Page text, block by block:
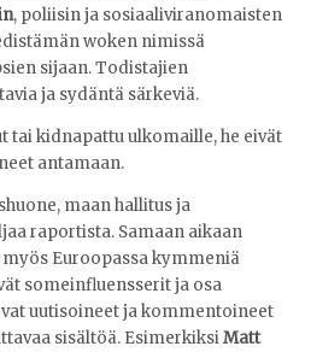
, poliisin ja sosiaaliviranomaisten
woken nimissä
sijaan. Todistajien
ja sydäntä särkeviä.
tai kidnapattu ulkomaille, he eivät
antamaan.
maan hallitus ja
raportista. Samaan aikaan
myös Euroopassa kymmeniä
someinfluensserit ja osa
uutisoineet ja kommentoineet
sisältöä. EsimerkiksiMatt